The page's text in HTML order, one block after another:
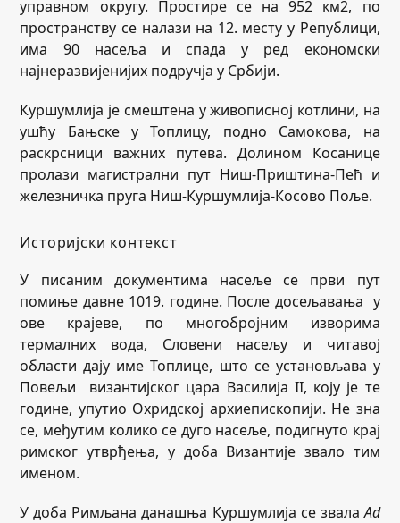
управном округу. Простире се на 952 км2, по
пространству се налази на 12. месту у Републици,
има 90 насеља и спада у ред економски
најнеразвијенијих подручја у Србији.
Куршумлија je смештена у живописној котлини, на
ушћу Бањске у Топлицу, подно Самокова, на
раскрсници важних путева. Долином Косанице
пролази магистрални пут Ниш-Приштина-Пећ и
железничка пруга Ниш-Куршумлија-Косово Поље.
Историјски контекст
У писаним документима насеље се први пут
помиње давне 1019. године. После досељавања у
ове крајеве, по многобројним изворима
термалних вода, Словени насељу и читавој
области дају име Топлице, што се установљава у
Повељи византијског цара Василија II, коју је те
године, упутио Охридској архиепископији. Не зна
се, међутим колико се дуго насеље, подигнуто крај
римског утврђења, у доба Византије звало тим
именом.
У доба Римљана данашња Куршумлија се звалаAd